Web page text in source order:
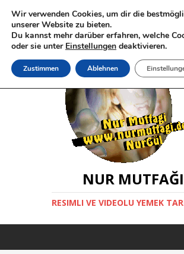
NUR MUTFAĞI
RESIMLI VE VIDEOLU YEMEK
Wir verwenden Cookies, um dir die
unserer Website zu bieten.
Du kannst mehr darüber erfahren, welche
oder sie unter Einstellungen deaktivieren.
Zustimmen Ablehnen